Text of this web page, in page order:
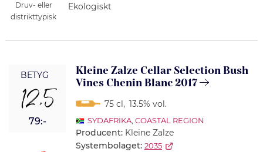
Druv- eller
distrikttypisk
Ekologiskt
BETYG
12,5
79:-
Kleine Zalze Cellar Selection Bush
Vines Chenin Blanc 2017
75 cl , 13.5% vol.
SYDAFRIKA, COASTAL REGION
Producent: Kleine Zalze
Systembolaget: 2035